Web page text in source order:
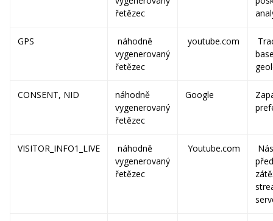
řetězec
GPS
náhodně
vygenerovaný
řetězec
youtube.com
CONSENT, NID
náhodně
vygenerovaný
řetězec
Google
VISITOR_INFO1_LIVE
náhodně
vygenerovaný
řetězec
Youtube.com